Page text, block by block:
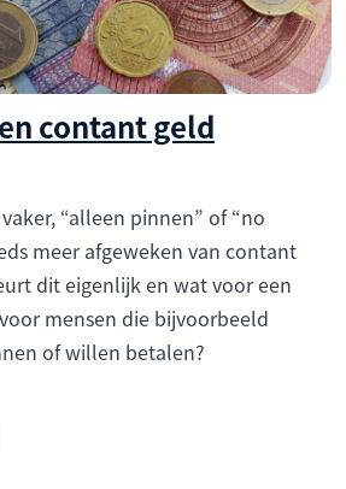
contant geld
“alleen pinnen” of “no
meer afgeweken van contant
dit eigenlijk en wat voor een
mensen die bijvoorbeeld
of willen betalen?